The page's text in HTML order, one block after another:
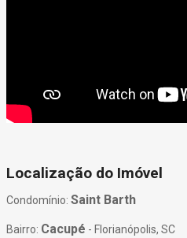
Localização do Imóvel
Condomínio: Saint Barth
Bairro: Cacupé - Florianópolis, SC